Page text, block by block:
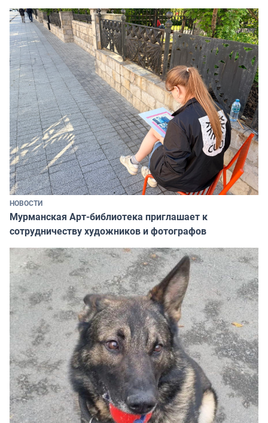
НОВОСТИ
Мурманская Арт-библиотека приглашает к
сотрудничеству художников и фотографов